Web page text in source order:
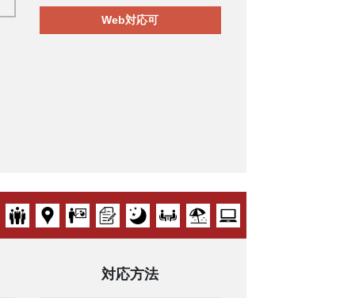
Web対応可
対応方法